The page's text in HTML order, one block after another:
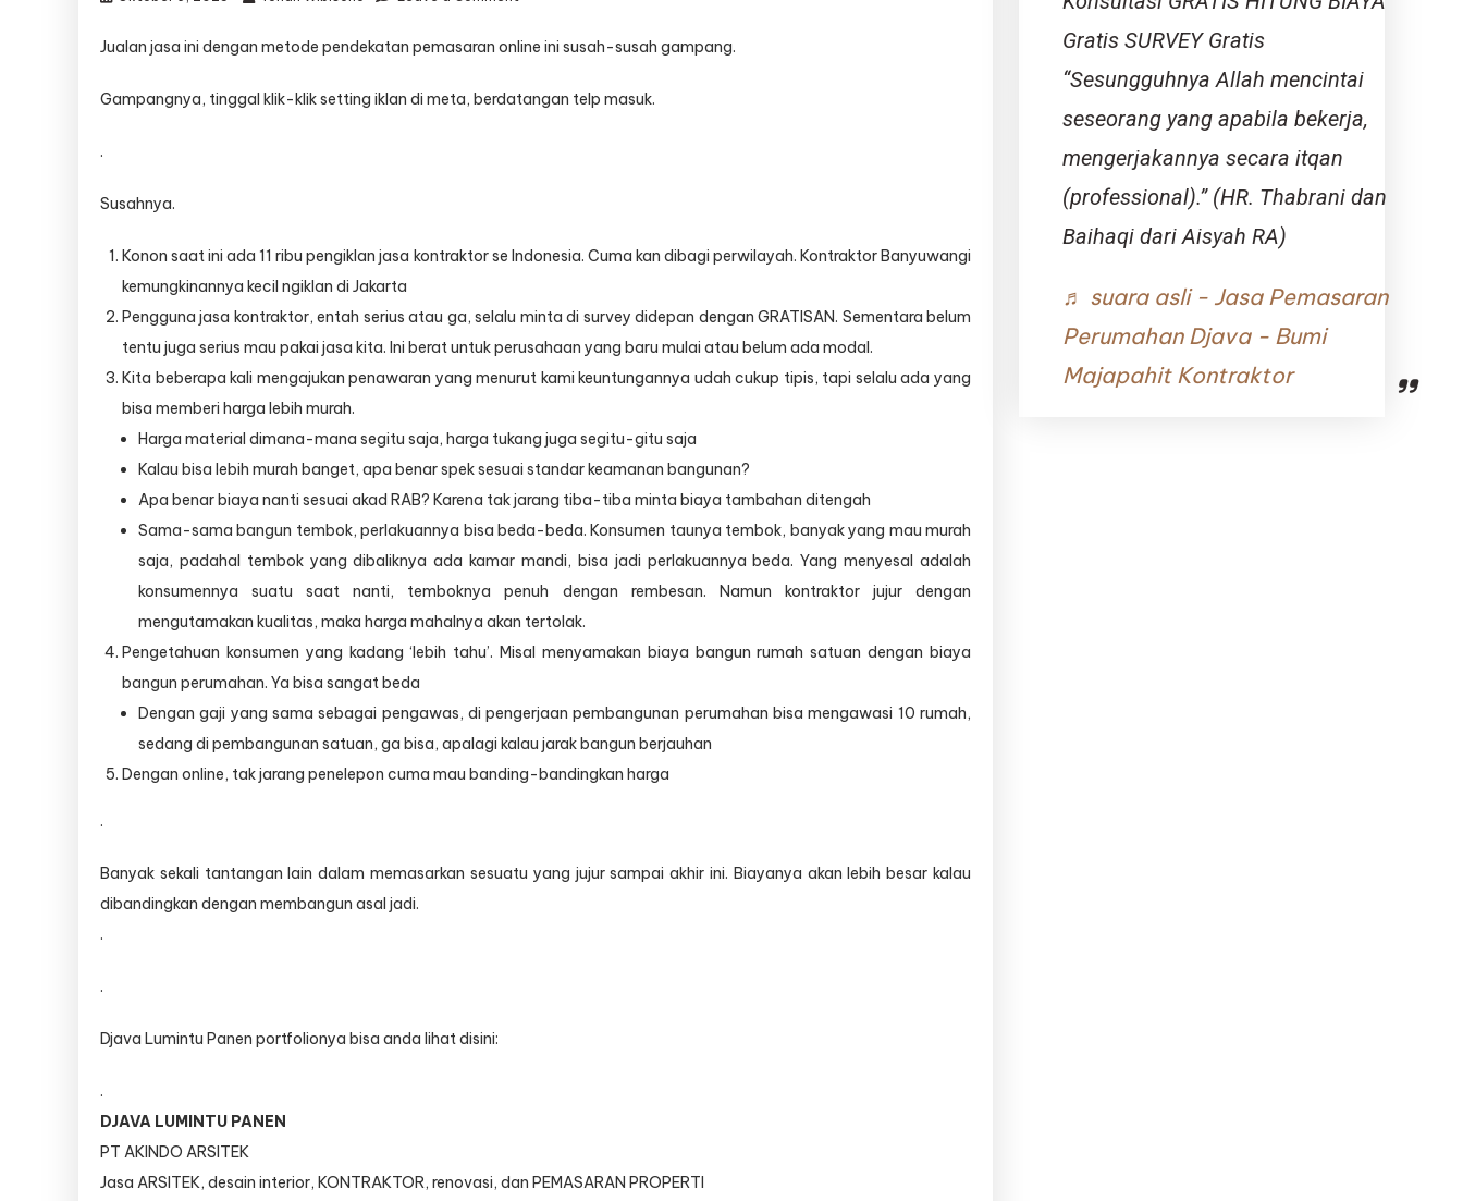
Kontraktor
Kupasarkan
Jualan jasa ini dengan metode pendekatan pemasaran online ini susah-susah gampang.
Gampangnya, tinggal klik-klik setting iklan di meta, berdatangan telp masuk.
.
Susahnya.
Konon saat ini ada 11 ribu pengiklan jasa kontraktor se Indonesia. Cuma kan dibagi perwilayah. Kontraktor Banyuwangi
kemungkinannya kecil ngiklan di Jakarta
Pengguna jasa kontraktor, entah serius atau ga, selalu minta di survey didepan dengan GRATISAN. Sementara belum
tentu juga serius mau pakai jasa kita. Ini berat untuk perusahaan yang baru mulai atau belum ada modal.
Kita beberapa kali mengajukan penawaran yang menurut kami keuntungannya udah cukup tipis, tapi selalu ada yang
bisa memberi harga lebih murah.
Harga material dimana-mana segitu saja, harga tukang juga segitu-gitu saja
Kalau bisa lebih murah banget, apa benar spek sesuai standar keamanan bangunan?
Apa benar biaya nanti sesuai akad RAB? Karena tak jarang tiba-tiba minta biaya tambahan ditengah
Sama-sama bangun tembok, perlakuannya bisa beda-beda. Konsumen taunya tembok, banyak yang mau murah
saja, padahal tembok yang dibaliknya ada kamar mandi, bisa jadi perlakuannya beda. Yang menyesal adalah
konsumennya suatu saat nanti, temboknya penuh dengan rembesan. Namun kontraktor jujur dengan
mengutamakan kualitas, maka harga mahalnya akan tertolak.
Pengetahuan konsumen yang kadang ‘lebih tahu’. Misal menyamakan biaya bangun rumah satuan dengan biaya
bangun perumahan. Ya bisa sangat beda
Dengan gaji yang sama sebagai pengawas, di pengerjaan pembangunan perumahan bisa mengawasi 10 rumah,
sedang di pembangunan satuan, ga bisa, apalagi kalau jarak bangun berjauhan
Dengan online, tak jarang penelepon cuma mau banding-bandingkan harga
.
Banyak sekali tantangan lain dalam memasarkan sesuatu yang jujur sampai akhir ini. Biayanya akan lebih besar kalau
dibandingkan dengan membangun asal jadi.
.
.
Djava Lumintu Panen portfolionya bisa anda lihat disini:
.
DJAVA LUMINTU PANEN
PT AKINDO ARSITEK
Jasa ARSITEK, desain interior, KONTRAKTOR, renovasi, dan PEMASARAN PROPERTI
Gratis SURVEY Gratis
“Sesungguhnya Allah mencintai
seseorang yang apabila bekerja,
mengerjakannya secara itqan
(professional).” (HR. Thabrani dan
Baihaqi dari Aisyah RA)
♬ suara asli - Jasa Pemasaran
Perumahan Djava - Bumi
Majapahit Kontraktor